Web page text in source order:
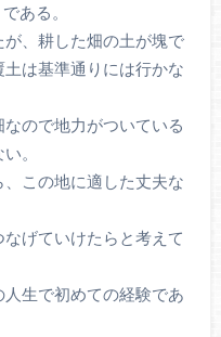
ある。
、耕した畑の土が塊で
は基準通りには行かな
ので地力がついている
。
この地に適した丈夫な
げていけたらと考えて
生で初めての経験であ